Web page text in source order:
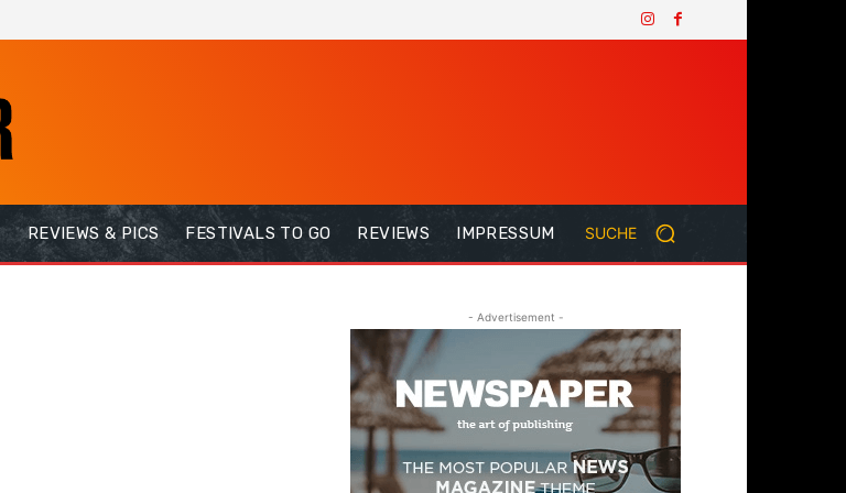
REVIEWS & PICS FESTIVALS TO GO REVIEWS IMPRESSUM SUCHE
- Advertisement -